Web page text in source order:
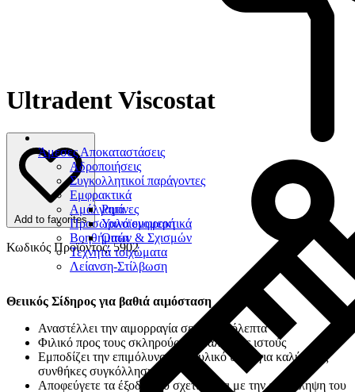
Άμεσες Αποκαταστάσεις
Αδροποιήσεις
Συγκολλητικοί παράγοντες
Εμφρακτικά
Ρητίνες
Υαλοϊονομερή
Οπών & Σχισμών
Αμάλγαμα
Προσωρινά εμφρακτικά
Βοηθήματα
Τεχνητά τοιχώματα
Λείανση-Στίλβωση
Ultradent Viscostat
Add to favorites
Κωδικός Προϊόντος: 5902
Θειικός Σίδηρος για βαθιά αιμόσταση
Αναστέλλει την αιμορραγία σε δευτερόλεπτα
Φιλικό προς τους σκληρούς και μαλακούς ιστούς
Εμποδίζει την επιμόλυνση με ουλικό υγρό για καλύτερες
συνθήκες συγκόλλησης
Αποφεύγετε τα έξοδα που σχετίζονται με την επανάληψη του